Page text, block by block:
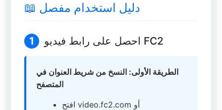
📖 دليل استخدام مفصل
1 احصل على رابط فيديو FC2
الطريقة الأولى: النسخ من شريط العنوان في
المتصفح
افتح video.fc2.com أو